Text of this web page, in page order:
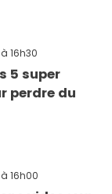
à 16h30
5 super
perdre du
à 16h00